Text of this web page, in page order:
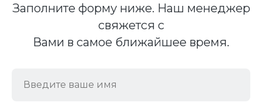
Заполните форму ниже. Наш менеджер
свяжется с
Вами в самое ближайшее время.